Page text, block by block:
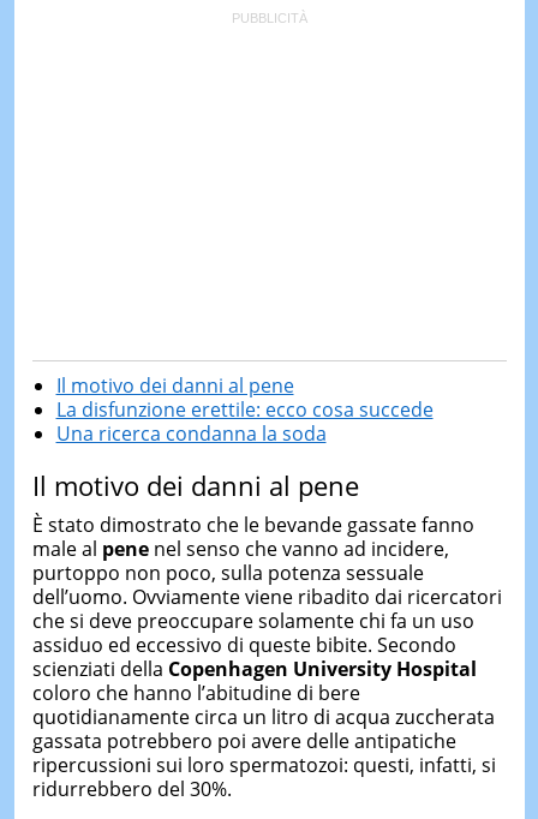
Il motivo dei danni al pene
La disfunzione erettile: ecco cosa succede
Una ricerca condanna la soda
Il motivo dei danni al pene
È stato dimostrato che le bevande gassate fanno
male al penenel senso che vanno ad incidere,
purtoppo non poco, sulla potenza sessuale
dell’uomo. Ovviamente viene ribadito dai ricercatori
che si deve preoccupare solamente chi fa un uso
assiduo ed eccessivo di queste bibite. Secondo
scienziati della Copenhagen University Hospital
coloro che hanno l’abitudine di bere
quotidianamente circa un litro di acqua zuccherata
gassata potrebbero poi avere delle antipatiche
ripercussioni sui loro spermatozoi: questi, infatti, si
ridurrebbero del 30%.